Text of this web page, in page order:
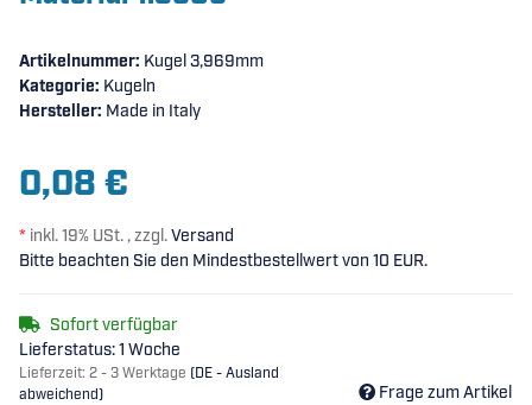
Artikelnummer: Kugel 3,969mm
Kategorie: Kugeln
Hersteller: Made in Italy
0,08 €
* inkl. 19% USt. , zzgl.Versand
Bitte beachten Sie den Mindestbestellwert von 10 EUR.
Sofort verfügbar
Lieferstatus: 1 Woche
Lieferzeit: 2 - 3 Werktage (DE - Ausland
abweichend)
Frage zum Artikel